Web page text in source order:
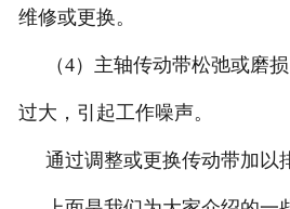
维修或更换。
（4）主轴传动带松弛或磨损
过大，引起工作噪声。
通过调整或更换传动带加以